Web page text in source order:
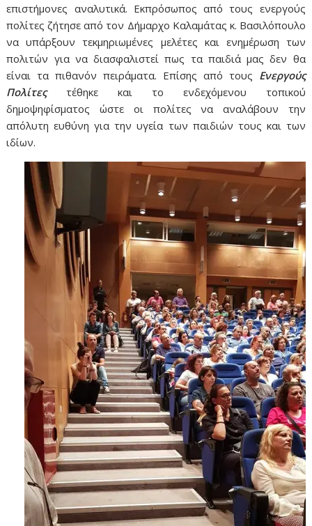
επιστήμονες αναλυτικά. Εκπρόσωπος από τους ενεργούς
πολίτες ζήτησε από τον Δήμαρχο Καλαμάτας κ. Βασιλόπουλο
να υπάρξουν τεκμηριωμένες μελέτες και ενημέρωση των
πολιτών για να διασφαλιστεί πως τα παιδιά μας δεν θα
είναι τα πιθανόν πειράματα. Επίσης από τους Ενεργούς
Πολίτεςτέθηκε και το ενδεχόμενου τοπικού
δημοψηφίσματος ώστε οι πολίτες να αναλάβουν την
απόλυτη ευθύνη για την υγεία των παιδιών τους και των
ιδίων.